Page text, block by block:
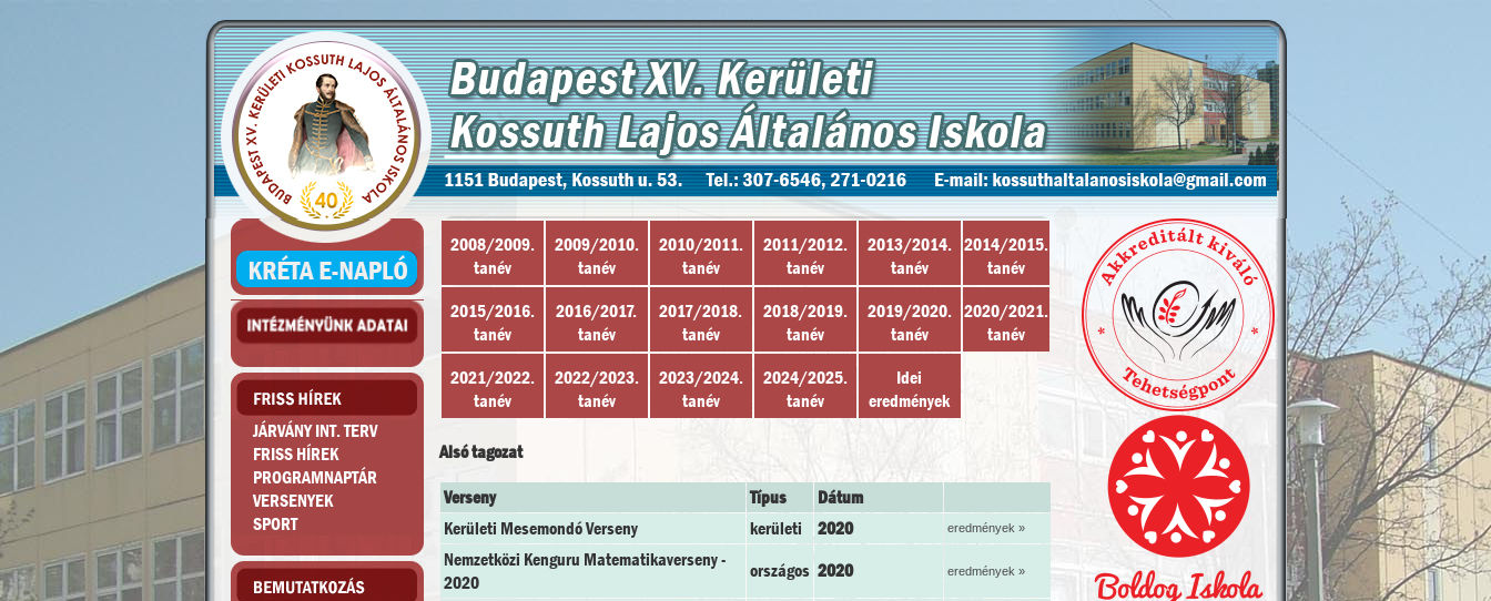
JÁRVÁNY INT. TERV
FRISS HÍREK
PROGRAMNAPTÁR
VERSENYEK
SPORT
2008/2009.
tanév
2009/2010.
tanév
2010/2011.
tanév
2011/2012.
tanév
2013/2014.
tanév
2014/2015.
tanév
2015/2016.
tanév
2016/2017.
tanév
2017/2018.
tanév
2018/2019.
tanév
2019/2020.
tanév
2020/2021.
tanév
2021/2022.
tanév
2022/2023.
tanév
2023/2024.
tanév
2024/2025.
tanév
Idei
eredmények
Alsó tagozat
Verseny
Típus
Dátum
Kerületi Mesemondó Verseny
kerületi 2020 eredmények »
Nemzetközi Kenguru Matematikaverseny -
2020
országos 2020 eredmények »